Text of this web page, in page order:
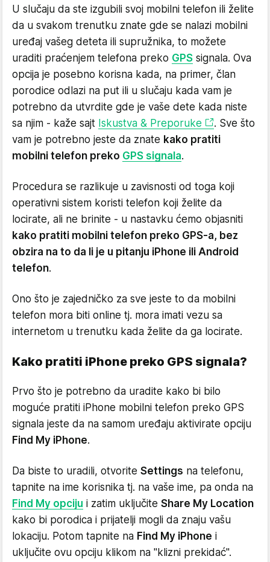
U slučaju da ste izgubili svoj mobilni telefon ili želite
da u svakom trenutku znate gde se nalazi mobilni
uređaj vašeg deteta ili supružnika, to možete
uraditi praćenjem telefona preko GPS signala. Ova
opcija je posebno korisna kada, na primer, član
porodice odlazi na put ili u slučaju kada vam je
potrebno da utvrdite gde je vaše dete kada niste
sa njim - kaže sajt Iskustva & Preporuke
. Sve što
vam je potrebno jeste da znate kako pratiti
mobilni telefon preko GPS signala.
Procedura se razlikuje u zavisnosti od toga koji
operativni sistem koristi telefon koji želite da
locirate, ali ne brinite - u nastavku ćemo objasniti
kako pratiti mobilni telefon preko GPS-a, bez
obzira na to da li je u pitanju iPhone ili Android
telefon.
Ono što je zajedničko za sve jeste to da mobilni
telefon mora biti online tj. mora imati vezu sa
internetom u trenutku kada želite da ga locirate.
Kako pratiti iPhone preko GPS signala?
Prvo što je potrebno da uradite kako bi bilo
moguće pratiti iPhone mobilni telefon preko GPS
signala jeste da na samom uređaju aktivirate opciju
Find My iPhone.
Da biste to uradili, otvorite Settings na telefonu,
tapnite na ime korisnika tj. na vaše ime, pa onda na
Find My opciju i zatim uključite Share My Location
kako bi porodica i prijatelji mogli da znaju vašu
lokaciju. Potom tapnite na Find My iPhone i
uključite ovu opciju klikom na "klizni prekidać".